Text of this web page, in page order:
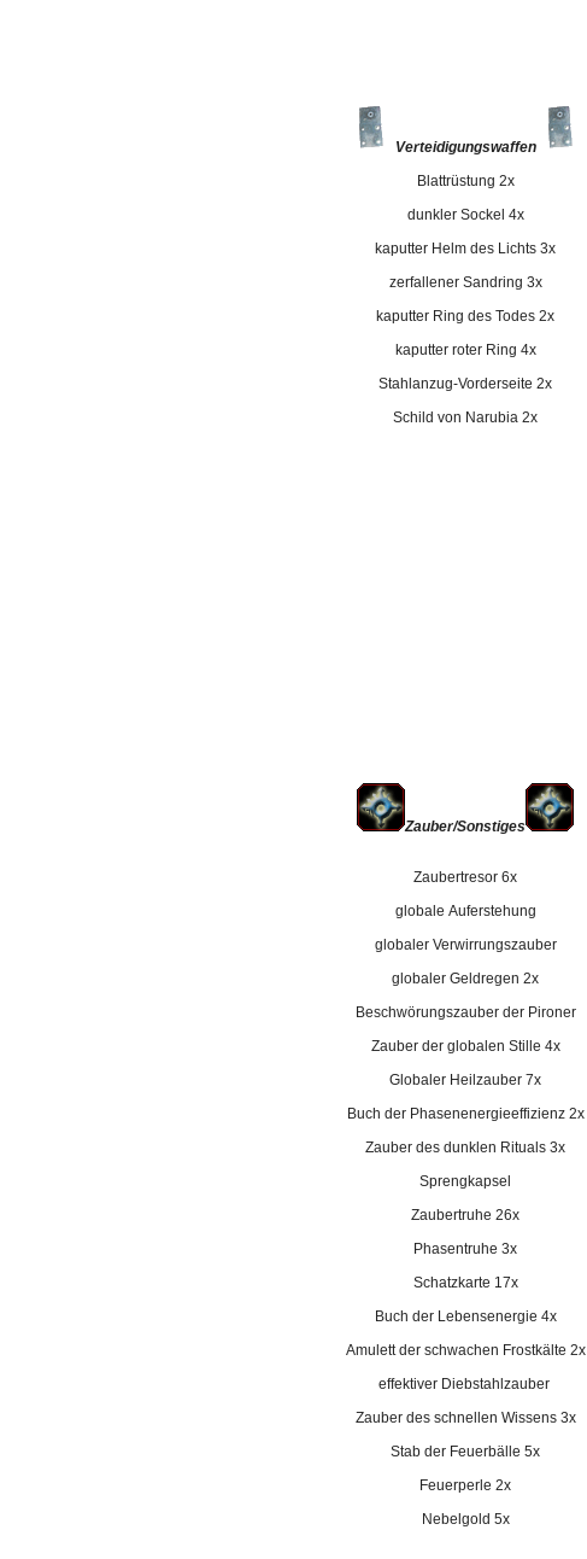
Verteidigungswaffen
Blattrüstung 2x
dunkler Sockel 4x
kaputter Helm des Lichts 3x
zerfallener Sandring 3x
kaputter Ring des Todes 2x
kaputter roter Ring 4x
Stahlanzug-Vorderseite 2x
Schild von Narubia 2x
Zauber/Sonstiges
Zaubertresor 6x
globale Auferstehung
globaler Verwirrungszauber
globaler Geldregen 2x
Beschwörungszauber der Pironer
Zauber der globalen Stille 4x
Globaler Heilzauber 7x
Buch der Phasenenergieeffizienz 2x
Zauber des dunklen Rituals 3x
Sprengkapsel
Zaubertruhe 26x
Phasentruhe 3x
Schatzkarte 17x
Buch der Lebensenergie 4x
Amulett der schwachen Frostkälte 2x
effektiver Diebstahlzauber
Zauber des schnellen Wissens 3x
Stab der Feuerbälle 5x
Feuerperle 2x
Nebelgold 5x